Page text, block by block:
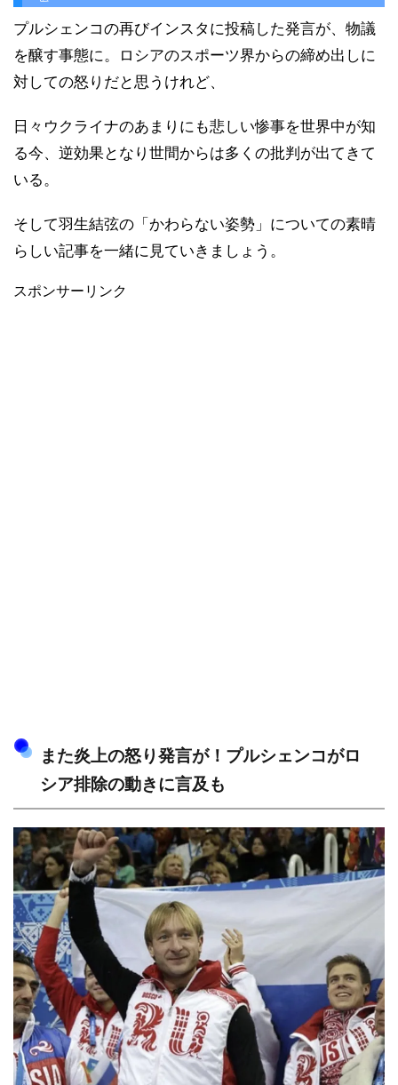
プルシェンコの再びインスタに投稿した発言が、物議
を醸す事態に。ロシアのスポーツ界からの締め出しに
対しての怒りだと思うけれど、
日々ウクライナのあまりにも悲しい惨事を世界中が知
る今、逆効果となり世間からは多くの批判が出てきて
いる。
そして羽生結弦の「かわらない姿勢」についての素晴
らしい記事を一緒に見ていきましょう。
スポンサーリンク
また炎上の怒り発言が！プルシェンコがロ
シア排除の動きに言及も